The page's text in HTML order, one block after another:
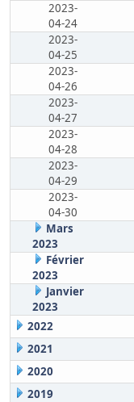
2023-
04-24
2023-
04-25
2023-
04-26
2023-
04-27
2023-
04-28
2023-
04-29
2023-
04-30
Mars
2023
Février
2023
Janvier
2023
2022
2021
2020
2019